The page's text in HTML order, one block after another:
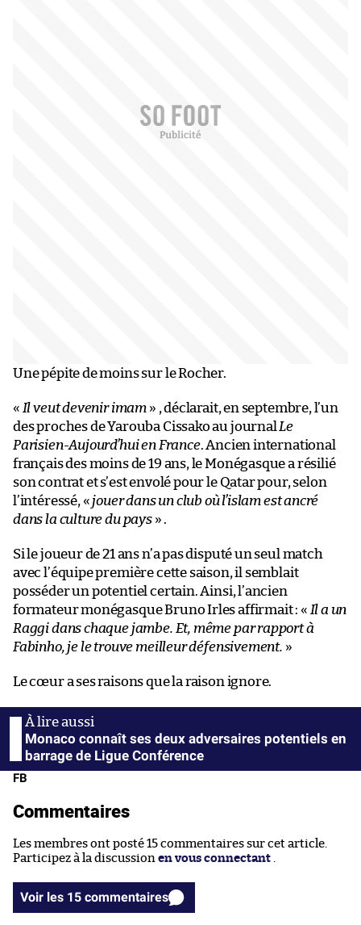
Une pépite de moins sur le Rocher.
« Il veut devenir imam » , déclarait, en septembre, l’un
des proches de Yarouba Cissako au journal Le
Parisien-Aujourd’hui en France. Ancien international
français des moins de 19 ans, le Monégasque a résilié
son contrat et s’est envolé pour le Qatar pour, selon
l’intéressé, « jouer dans un club où l’islam est ancré
dans la culture du pays» .
Si le joueur de 21 ans n’a pas disputé un seul match
avec l’équipe première cette saison, il semblait
posséder un potentiel certain. Ainsi, l’ancien
formateur monégasque Bruno Irles affirmait : « Il a un
Raggi dans chaque jambe. Et, même par rapport à
Fabinho, je le trouve meilleur défensivement. »
Le cœur a ses raisons que la raison ignore.
Monaco connaît ses deux adversaires potentiels en
barrage de Ligue Conférence
FB
Commentaires
Les membres ont posté 15 commentaires sur cet article.
Participez à la discussion en vous connectant .
Voir les 15 commentaires